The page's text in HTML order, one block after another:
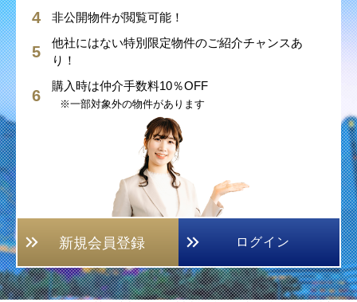
非公開物件が閲覧可能！
他社にはない特別限定物件のご紹介チャンスあ
り！
購入時は仲介手数料10％OFF
※一部対象外の物件があります
新規会員登録 ログイン